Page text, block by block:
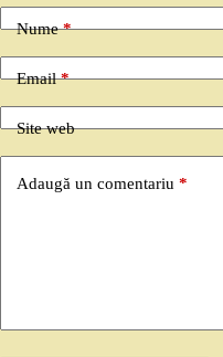
Nume*
Email*
Site web
Adaugă un comentariu *